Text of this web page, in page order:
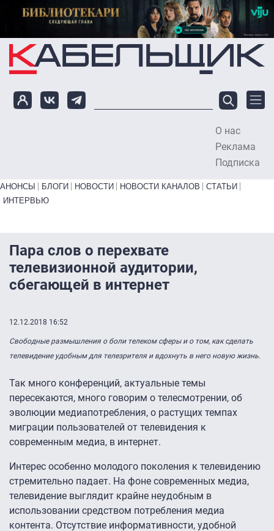
Перейти к основному содержанию
О нас
Реклама
Подписка
Primary links bottom
АНОНСЫ БЛОГИ НОВОСТИ НОВОСТИ КАНАЛОВ
СТАТЬИ
ИНТЕРВЬЮ
Пара слов о перехвате
телевизионной аудитории,
сбегающей в интернет
12.12.2018 16:52
Свободные размышления о боли телеком сферы и о том, как сделать
телевидение удобным для телезрителя и вдохнуть в него новую жизнь.
Так много конференций, актуальные темы
пересекаются, много говорим о телесмотрении, об
эволюции медиапотребления, о растущих темпах
миграции пользователей от телевидения к
современным медиа, в интернет.
Интерес особенно молодого поколения к телевидению
стремительно падает. На фоне современных медиа,
телевидение выглядит крайне неудобным в
использовании средством потребления медиа
контента. Отсутствие информативности, удобной